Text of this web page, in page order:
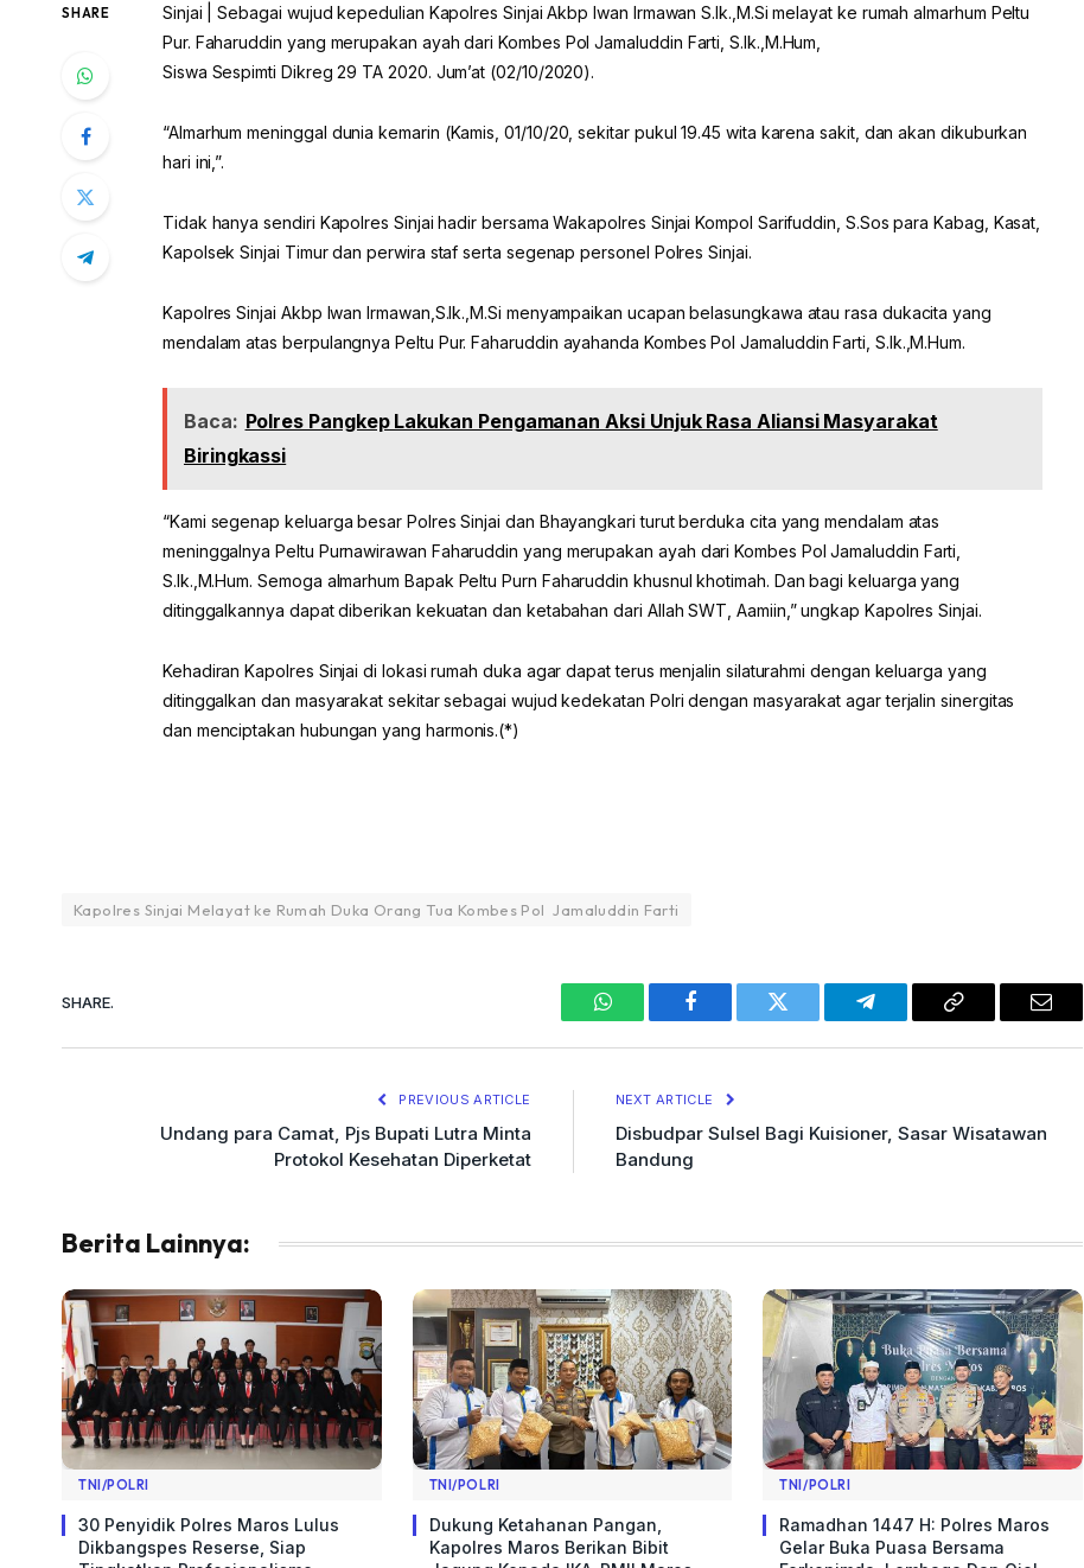
SHARE
Sinjai | Sebagai wujud kepedulian Kapolres Sinjai Akbp Iwan Irmawan S.Ik.,M.Si melayat ke rumah almarhum Peltu
Pur. Faharuddin yang merupakan ayah dari Kombes Pol Jamaluddin Farti, S.Ik.,M.Hum,
Siswa Sespimti Dikreg 29 TA 2020. Jum’at (02/10/2020).
“Almarhum meninggal dunia kemarin (Kamis, 01/10/20, sekitar pukul 19.45 wita karena sakit, dan akan dikuburkan
hari ini,”.
Tidak hanya sendiri Kapolres Sinjai hadir bersama Wakapolres Sinjai Kompol Sarifuddin, S.Sos para Kabag, Kasat,
Kapolsek Sinjai Timur dan perwira staf serta segenap personel Polres Sinjai.
Kapolres Sinjai Akbp Iwan Irmawan,S.Ik.,M.Si menyampaikan ucapan belasungkawa atau rasa dukacita yang
mendalam atas berpulangnya Peltu Pur. Faharuddin ayahanda Kombes Pol Jamaluddin Farti, S.Ik.,M.Hum.
Baca: Polres Pangkep Lakukan Pengamanan Aksi Unjuk Rasa Aliansi Masyarakat
Biringkassi
“Kami segenap keluarga besar Polres Sinjai dan Bhayangkari turut berduka cita yang mendalam atas
meninggalnya Peltu Purnawirawan Faharuddin yang merupakan ayah dari Kombes Pol Jamaluddin Farti,
S.Ik.,M.Hum. Semoga almarhum Bapak Peltu Purn Faharuddin khusnul khotimah. Dan bagi keluarga yang
ditinggalkannya dapat diberikan kekuatan dan ketabahan dari Allah SWT, Aamiin,” ungkap Kapolres Sinjai.
Kehadiran Kapolres Sinjai di lokasi rumah duka agar dapat terus menjalin silaturahmi dengan keluarga yang
ditinggalkan dan masyarakat sekitar sebagai wujud kedekatan Polri dengan masyarakat agar terjalin sinergitas
dan menciptakan hubungan yang harmonis.(*)
Kapolres Sinjai Melayat ke Rumah Duka Orang Tua Kombes Pol Jamaluddin Farti
SHARE.
WhatsAppFacebook Twitter Telegram Copy
Email
PREVIOUS ARTICLE
Undang para Camat, Pjs Bupati Lutra Minta
Protokol Kesehatan Diperketat
NEXT ARTICLE
Disbudpar Sulsel Bagi Kuisioner, Sasar Wisatawan
Bandung
Berita Lainnya:
TNI/POLRI
​30 Penyidik Polres Maros Lulus
Dikbangspes Reserse, Siap
TNI/POLRI
Dukung Ketahanan Pangan,
Kapolres Maros Berikan Bibit
TNI/POLRI
Ramadhan 1447 H: Polres Maros
Gelar Buka Puasa Bersama